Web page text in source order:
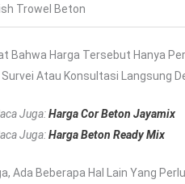
Trowel Beton
Bahwa Harga Tersebut Hanya
Atau Konsultasi Langsung
Juga:Harga Cor Beton Jayamix
Juga:Harga Beton Ready Mix
Ada Beberapa Hal Lain Yang